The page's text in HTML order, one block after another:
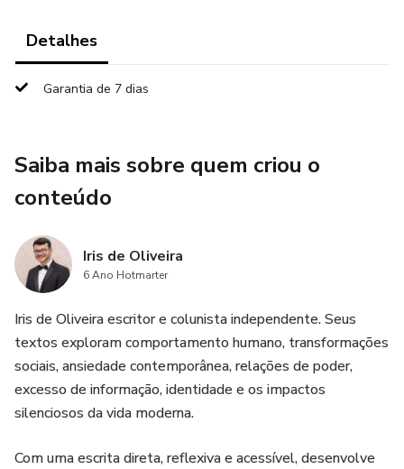
Detalhes
Garantia de 7 dias
Saiba mais sobre quem criou o
conteúdo
Iris de Oliveira
6 Ano Hotmarter
Iris de Oliveira escritor e colunista independente. Seus
textos exploram comportamento humano, transformações
sociais, ansiedade contemporânea, relações de poder,
excesso de informação, identidade e os impactos
silenciosos da vida moderna.
Com uma escrita direta, reflexiva e acessível, desenvolve